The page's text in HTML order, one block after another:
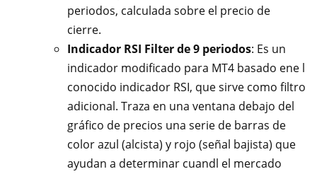
periodos, calculada sobre el precio de
cierre.
Indicador RSI Filter de 9 periodos: Es un
indicador modificado para MT4 basado ene l
conocido indicador RSI, que sirve como filtro
adicional. Traza en una ventana debajo del
gráfico de precios una serie de barras de
color azul (alcista) y rojo (señal bajista) que
ayudan a determinar cuandl el mercado